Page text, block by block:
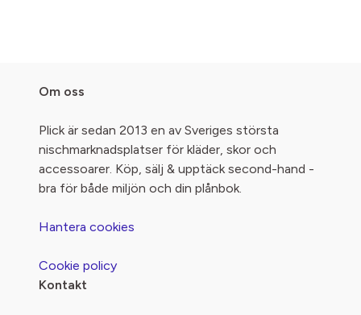
Om oss
Plick är sedan 2013 en av Sveriges största
nischmarknadsplatser för kläder, skor och
accessoarer. Köp, sälj & upptäck second-hand -
bra för både miljön och din plånbok.
Hantera cookies
Cookie policy
Kontakt